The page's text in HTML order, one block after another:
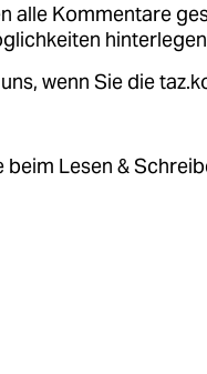
alle Kommentare
wenn Sie die
beim Lesen &